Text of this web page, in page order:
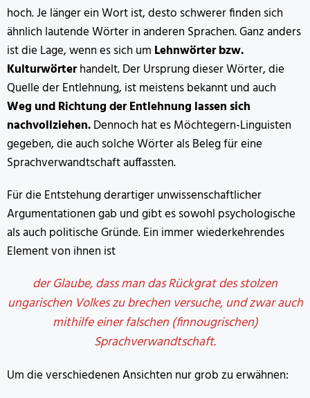
hoch. Je länger ein Wort ist, desto schwerer finden sich
ähnlich lautende Wörter in anderen Sprachen. Ganz anders
ist die Lage, wenn es sich um Lehnwörter bzw.
Kulturwörterhandelt. Der Ursprung dieser Wörter, die
Quelle der Entlehnung, ist meistens bekannt und auch
Weg und Richtung der Entlehnung lassen sich
nachvollziehen.Dennoch hat es Möchtegern-Linguisten
gegeben, die auch solche Wörter als Beleg für eine
Sprachverwandtschaft auffassten.
Für die Entstehung derartiger unwissenschaftlicher
Argumentationen gab und gibt es sowohl psychologische
als auch politische Gründe. Ein immer wiederkehrendes
Element von ihnen ist
der Glaube, dass man das Rückgrat des stolzen
ungarischen Volkes zu brechen versuche, und zwar auch
mithilfe einer falschen (finnougrischen)
Sprachverwandtschaft.
Um die verschiedenen Ansichten nur grob zu erwähnen: